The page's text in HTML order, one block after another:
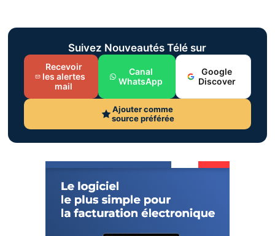
Suivez Nouveautés Télé sur
Recevoir
les alertes
mail
Canal
WhatsApp
Google
Discover
Ajouter comme
source préférée